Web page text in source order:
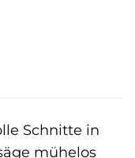
Schnitte in
mühelos